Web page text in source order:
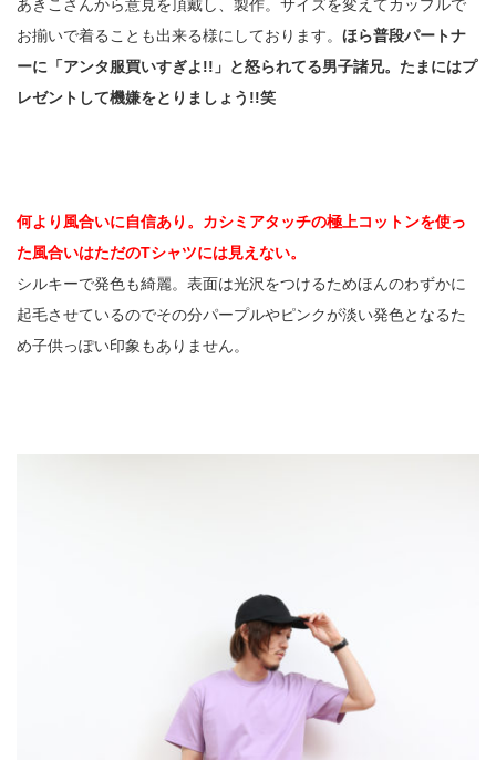
あきこさんから意見を頂戴し、製作。サイズを変えてカップルで
お揃いで着ることも出来る様にしております。 ほら普段パートナ
ーに「アンタ服買いすぎよ!!」と怒られてる男子諸兄。たまにはプ
レゼントして機嫌をとりましょう!!笑
何より風合いに自信あり。カシミアタッチの極上コットンを使っ
た風合いはただのTシャツには見えない。
シルキーで発色も綺麗。表面は光沢をつけるためほんのわずかに
起毛させているのでその分パープルやピンクが淡い発色となるた
め子供っぽい印象もありません。